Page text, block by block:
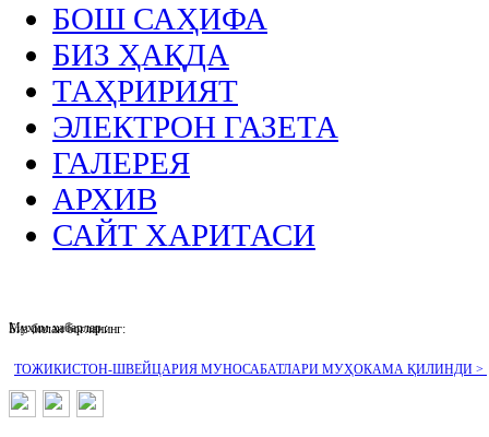
БОШ САҲИФА
БИЗ ҲАҚДА
ТАҲРИРИЯТ
ЭЛЕКТРОН ГАЗЕТА
ГАЛЕРЕЯ
АРХИВ
САЙТ ХАРИТАСИ
Муҳим хабарлар :
ТОЖИКИСТОН-ШВЕЙЦАРИЯ МУНОСАБАТЛАРИ МУҲОКАМА ҚИЛИНДИ >
Биз билан боғланинг: